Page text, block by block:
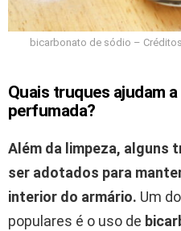
bicarbonato de sódio –
Quais truques ajudam
perfumada?
Além da limpeza, alguns
ser adotados para
interior do armário. Um
populares é o uso de